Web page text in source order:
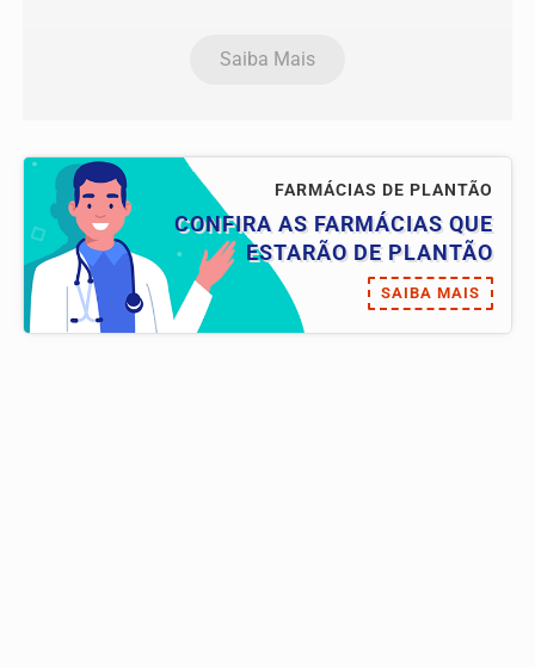
Saiba Mais
FARMÁCIAS DE PLANTÃO
CONFIRA AS FARMÁCIAS QUE
ESTARÃO DE PLANTÃO
SAIBA MAIS